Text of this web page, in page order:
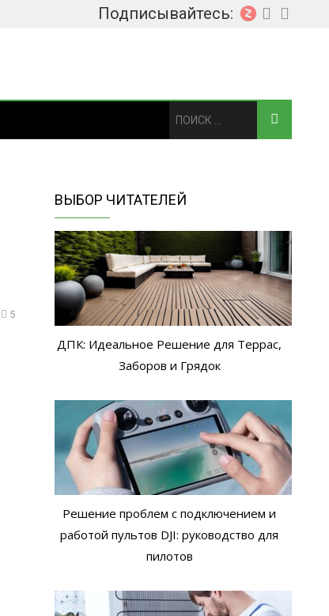
Подписывайтесь:
5
ВЫБОР ЧИТАТЕЛЕЙ
ДПК: Идеальное Решение для Террас,
Заборов и Грядок
Решение проблем с подключением и
работой пультов DJI: руководство для
пилотов